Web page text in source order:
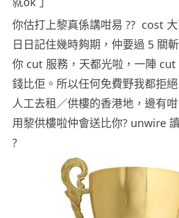
你估打上黎真係講咁易 ?? cost
日日記住幾時夠期，仲要過 5 關
你 cut 服務，天都光啦，一陣 cut
錢比佢。所以任何免費野我都拒
人工去租／供樓的香港地，邊有
用黎供樓啦仲會送比你? unwire
?